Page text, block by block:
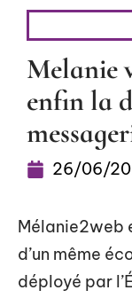
Melanie
enfin la
26/06/
Mélanie2web
d’un même
déployé par